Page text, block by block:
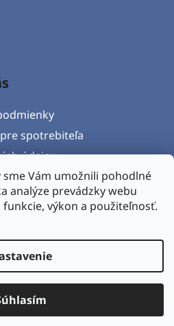
sme Vám umožnili pohodlné
analýze prevádzky webu
výkon a použiteľnosť.
spotrebiteľa
údajov
od zmluvy
produktu a Reklamačný
& Verteco.sk
s.r.o.
nastavenie cookies